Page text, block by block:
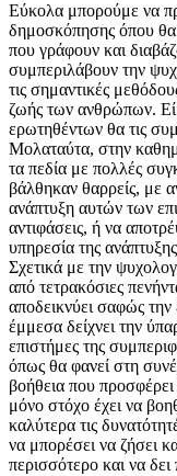
Εύκολα μπορούμε να
δημοσκόπησης όπου θα
που γράφουν και
συμπεριλάβουν την
τις σημαντικές
ζωής των ανθρώπων.
ερωτηθέντων θα τις
Μολαταύτα, στην
τα πεδία με πολλές
βάλθηκαν θαρρείς, με
ανάπτυξη αυτών των
αντιφάσεις, ή να
υπηρεσία της
Σχετικά με την
από τετρακόσιες
αποδεικνύει σαφώς
έμμεσα δείχνει την
επιστήμες της
όπως θα φανεί στη
βοήθεια που
μόνο στόχο έχει να
καλύτερα τις
να μπορέσει να ζήσει
περισσότερο και να